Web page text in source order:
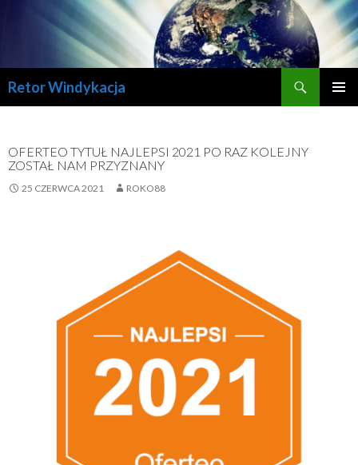
Retor Windykacja
OFERTEO TYTUŁ NAJLEPSI 2021 PO RAZ KOLEJNY
ZOSTAŁ NAM PRZYZNANY
25 CZERWCA 2021 ROKO88